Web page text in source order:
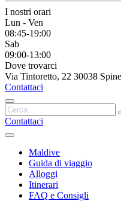
I nostri orari
Lun - Ven
08:45-19:00
Sab
09:00-13:00
Dove trovarci
Via Tintoretto, 22 30038
Contattaci
Contattaci
Maldive
Guida di viaggio
Alloggi
Itinerari
FAQ e Consigli